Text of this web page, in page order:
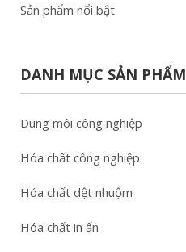
Sản phẩm nổi bật
DANH MỤC SẢN PHẨM
Dung môi công nghiệp
Hóa chất công nghiệp
Hóa chất dệt nhuộm
Hóa chất in ấn